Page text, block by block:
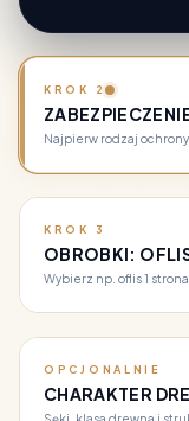
KROK 2
Najpierw rodzaj
KROK 3
OBROBKI:
Wybierz np. oflis 1
OPCJONALNIE
CHARAKTER